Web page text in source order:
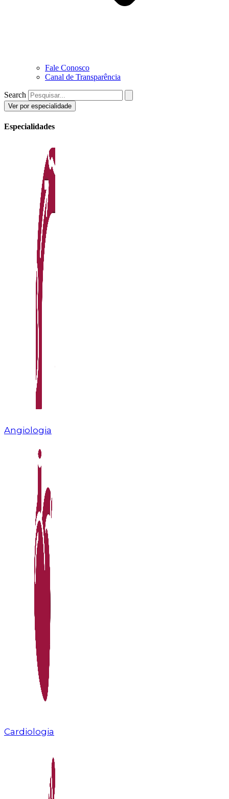
Fale Conosco
Canal de Transparência
Search
Ver por especialidade
Especialidades
Angiologia
Cardiologia